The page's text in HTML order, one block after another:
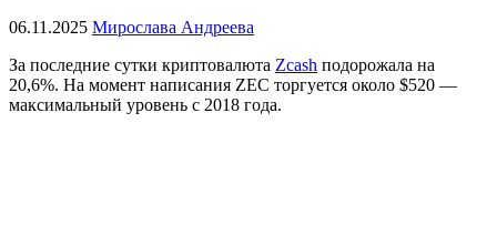
06.11.2025 Мирослава Андреева
За последние сутки криптовалюта Zcash подорожала на
20,6%. На момент написания ZEC торгуется около $520 —
максимальный уровень с 2018 года.